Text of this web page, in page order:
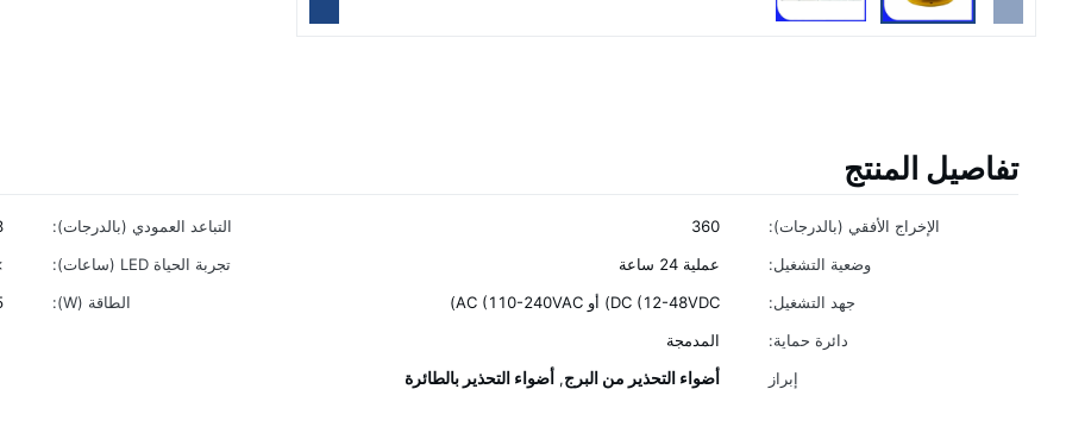
تفاصيل المنتج
الإخراج الأفقي (بالدرجات): 360 التباعد العمودي (بالدرجات):
وضعية التشغيل:
عملية 24 ساعة تجربة الحياة LED (ساعات):
>
جهد التشغيل:
DC (12-48VDC) أو AC (110-240VAC) الطاقة (W):
15
دائرة حماية:
المدمجة
إبراز
أضواء التحذير من البرج, أضواء التحذير بالطائرة